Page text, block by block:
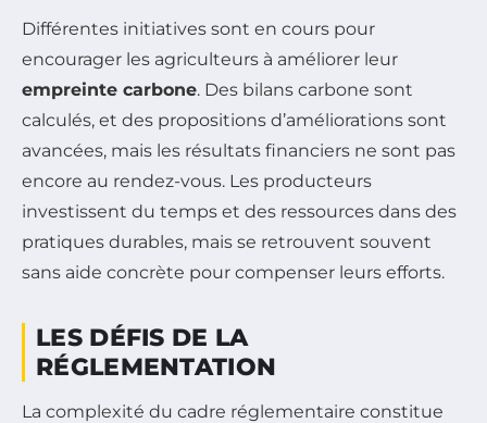
Différentes initiatives sont en cours pour
encourager les agriculteurs à améliorer leur
empreinte carbone. Des bilans carbone sont
calculés, et des propositions d’améliorations sont
avancées, mais les résultats financiers ne sont pas
encore au rendez-vous. Les producteurs
investissent du temps et des ressources dans des
pratiques durables, mais se retrouvent souvent
sans aide concrète pour compenser leurs efforts.
LES DÉFIS DE LA
RÉGLEMENTATION
La complexité du cadre réglementaire constitue